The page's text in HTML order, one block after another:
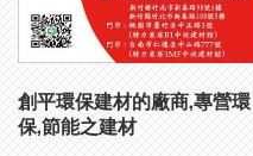
創平環保建材的廠商,專營環
保,節能之建材